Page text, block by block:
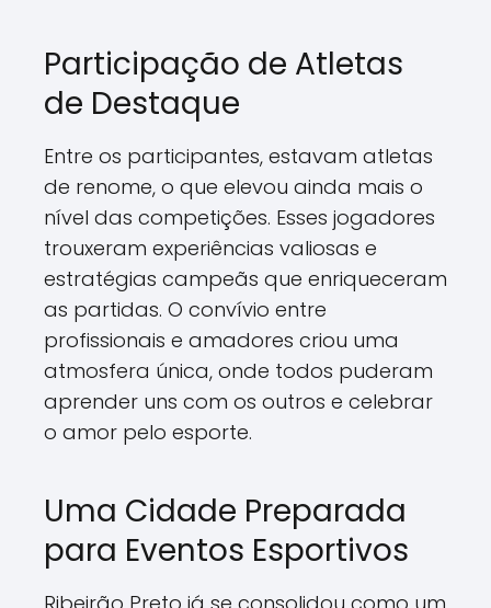
Participação de Atletas
de Destaque
Entre os participantes, estavam atletas
de renome, o que elevou ainda mais o
nível das competições. Esses jogadores
trouxeram experiências valiosas e
estratégias campeãs que enriqueceram
as partidas. O convívio entre
profissionais e amadores criou uma
atmosfera única, onde todos puderam
aprender uns com os outros e celebrar
o amor pelo esporte.
Uma Cidade Preparada
para Eventos Esportivos